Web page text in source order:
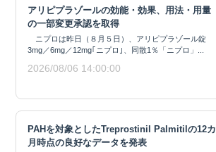
アリピプラゾールの効能・効果、用法・用量
の一部変更承認を取得
ニプロは昨日（８月５日）、アリピプラゾール錠
3mg／6mg／12mg｢ニプロ｣、同散1％「ニプロ」...
2026/08/06 14:00:00
PAHを対象としたTreprostinil Palmitilの12カ
月時点の良好なデータを発表